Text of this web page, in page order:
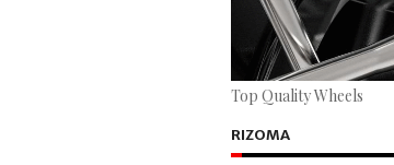
Top Quality Wheels
RIZOMA